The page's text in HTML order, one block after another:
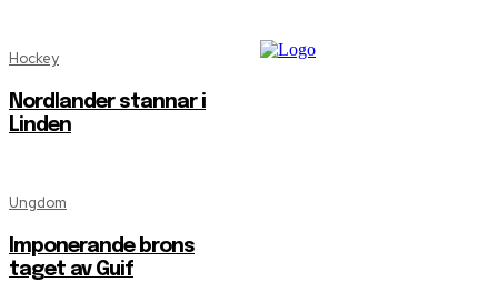
Hockey
Nordlander stannar i
Linden
Ungdom
Imponerande brons
taget av Guif